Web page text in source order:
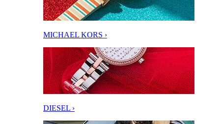
MICHAEL KORS ›
DIESEL ›